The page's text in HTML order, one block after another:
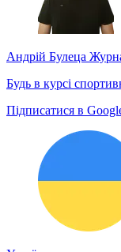
Андрій Булеца
Будь в курсі
Підписатися в